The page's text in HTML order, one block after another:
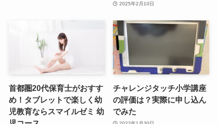
2025年2月10日
首都圏20代保育士がおすす
め！タブレットで楽しく幼
児教育ならスマイルゼミ 幼
チャレンジタッチ小学講座
の評価は？実際に申し込ん
でみた